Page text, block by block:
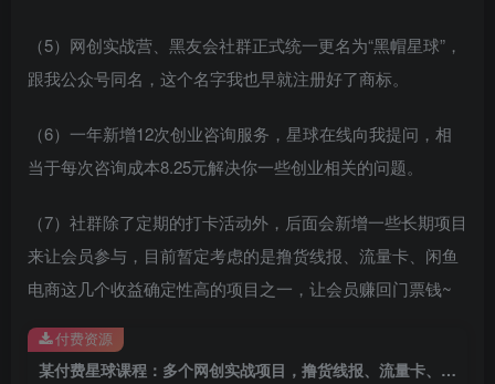
（5）网创实战营、黑友会社群正式统一更名为“黑帽星球”，
跟我公众号同名，这个名字我也早就注册好了商标。
（6）一年新增12次创业咨询服务，星球在线向我提问，相
当于每次咨询成本8.25元解决你一些创业相关的问题。
（7）社群除了定期的打卡活动外，后面会新增一些长期项目
来让会员参与，目前暂定考虑的是撸货线报、流量卡、闲鱼
电商这几个收益确定性高的项目之一，让会员赚回门票钱~
某付费星球课程：多个网创实战项目，撸货线报、流量卡、闲鱼电商等等
付费资源